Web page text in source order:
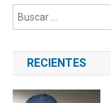
RECIENTES